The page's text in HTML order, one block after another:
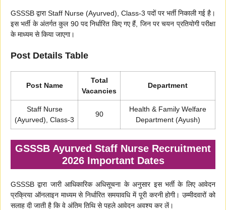
GSSSB द्वारा Staff Nurse (Ayurved), Class-3 पदों पर भर्ती निकाली गई है।
इस भर्ती के अंतर्गत कुल 90 पद निर्धारित किए गए हैं, जिन पर चयन प्रतियोगी परीक्षा
के माध्यम से किया जाएगा।
Post Details Table
Post Name
Total
Vacancies
Department
Staff Nurse
(Ayurved), Class-3
90
Health & Family Welfare
Department (Ayush)
GSSSB Ayurved Staff Nurse Recruitment
2026 Important Dates
GSSSB द्वारा जारी आधिकारिक अधिसूचना के अनुसार इस भर्ती के लिए आवेदन
प्रक्रिया ऑनलाइन माध्यम से निर्धारित समयावधि में पूरी करनी होगी। उम्मीदवारों को
सलाह दी जाती है कि वे अंतिम तिथि से पहले आवेदन अवश्य कर लें।